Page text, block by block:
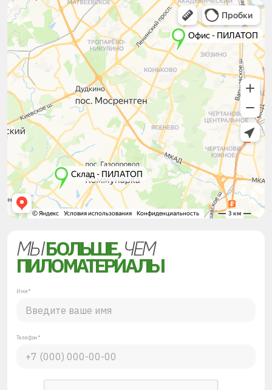
МЫБОЛЬШЕ,ЧЕМ
ПИЛОМАТЕРИАЛЫ
Имя*
Телефон*